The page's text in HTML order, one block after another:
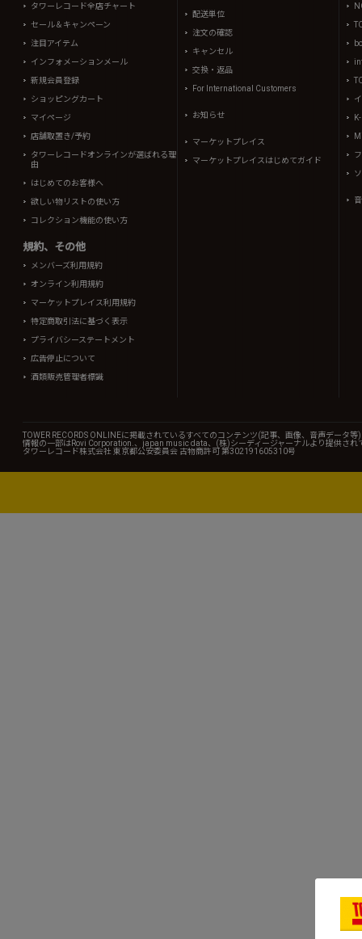
タワーレコード全店チャート
セール＆キャンペーン
注目アイテム
インフォメーションメール
新規会員登録
ショッピングカート
マイページ
店舗取置き/予約
タワーレコードオンラインが選ばれる理
由
はじめてのお客様へ
欲しい物リストの使い方
コレクション機能の使い方
規約、その他
メンバーズ利用規約
オンライン利用規約
マーケットプレイス利用規約
特定商取引法に基づく表示
プライバシーステートメント
広告停止について
酒類販売管理者標識
配送単位
注文の確認
キャンセル
交換・返品
For International Customers
お知らせ
マーケットプレイス
マーケットプレイスはじめてガイド
TOWER RECORDS ONLINEに掲載されているすべてのコンテンツ(記事、画像、音声データ
情報の一部はRovi Corporation.、japan music data、(株)シーディージャーナルより提供され
タワーレコード株式会社 東京都公安委員会 古物商許可 第302191605310号